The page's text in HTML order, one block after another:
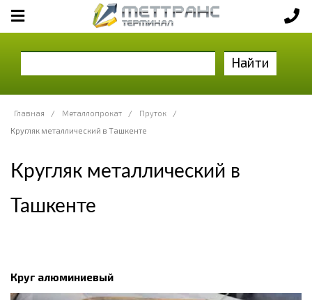
Найти
Главная / Металлопрокат / Пруток
/
Кругляк металлический в Ташкенте
Кругляк металлический в
Ташкенте
Круг алюминиевый